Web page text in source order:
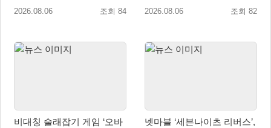
2026.08.06 조회 84
라’ 업데이트!
2026.08.06 조회 82
비대칭 술래잡기 게임 ‘오바
넷마블 ‘세븐나이츠 리버스’,